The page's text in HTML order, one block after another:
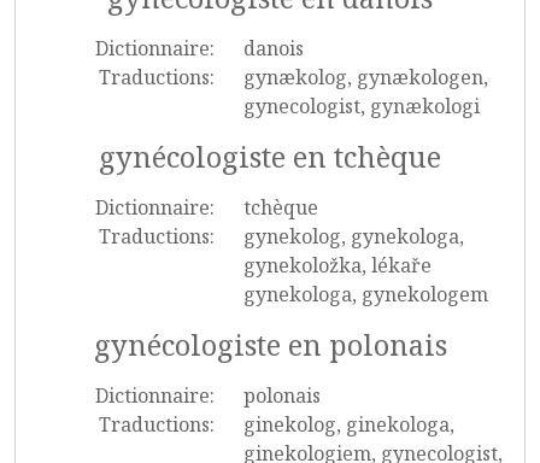
Dictionnaire:
danois
Traductions:
gynækolog, gynækologen,
gynecologist, gynækologi
gynécologiste en tchèque
Dictionnaire:
tchèque
Traductions:
gynekolog, gynekologa,
gynekoložka, lékaře
gynekologa, gynekologem
gynécologiste en polonais
Dictionnaire:
polonais
Traductions:
ginekolog, ginekologa,
ginekologiem, gynecologist,